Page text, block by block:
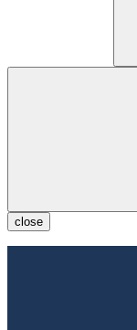
close